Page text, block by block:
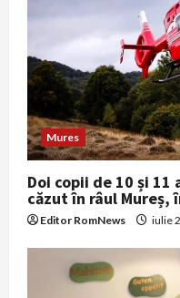
Mures
Doi copii de 10 și 11
căzut în râul Mureș,
Editor RomNews iulie